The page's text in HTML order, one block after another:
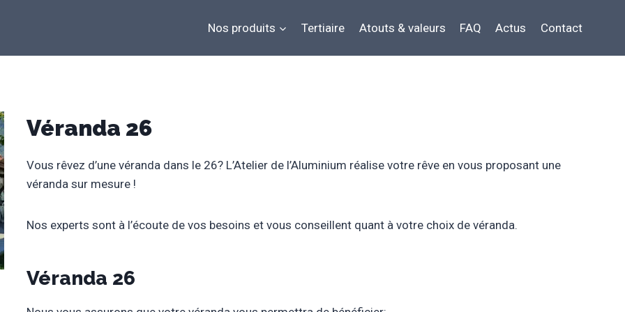
Nos produits Tertiaire Atouts & valeurs FAQ Actus Contact
Véranda 26
Vous rêvez d’une véranda dans le 26? L’Atelier de l’Aluminium réalise votre rêve en vous proposant une
véranda sur mesure !
Nos experts sont à l’écoute de vos besoins et vous conseillent quant à votre choix de véranda.
Véranda 26